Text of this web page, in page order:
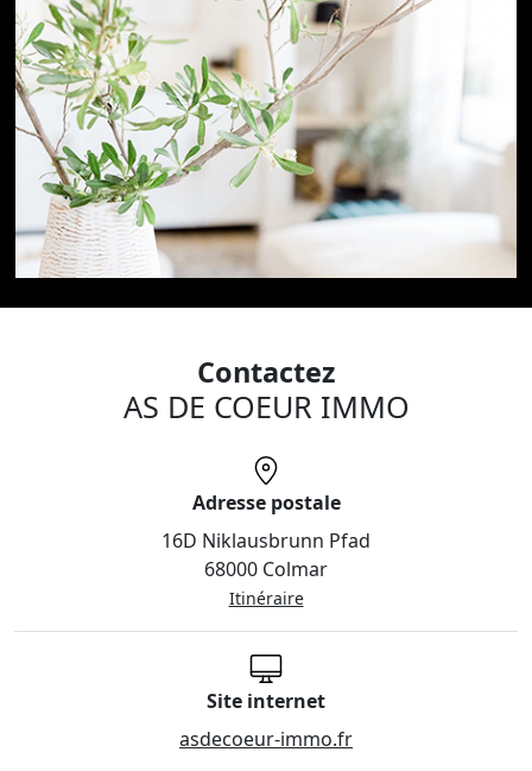
Contactez
AS DE COEUR IMMO
Adresse postale
16D Niklausbrunn Pfad
68000 Colmar
Itinéraire
Site internet
asdecoeur-immo.fr